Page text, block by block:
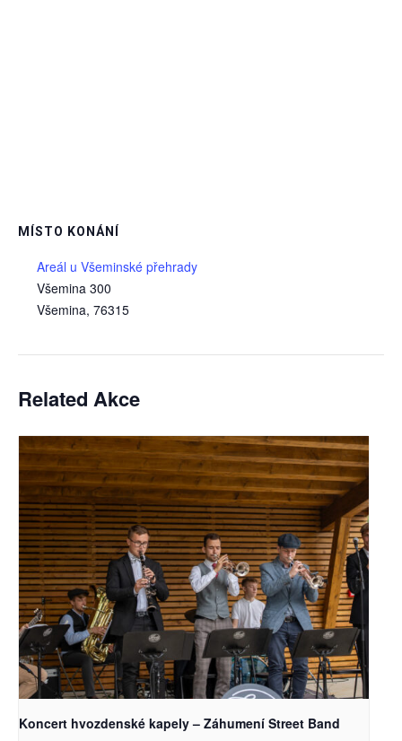
MÍSTO KONÁNÍ
Areál u Všeminské přehrady
Všemina 300
Všemina, 76315
Related Akce
Koncert hvozdenské kapely – Záhumení Street Band